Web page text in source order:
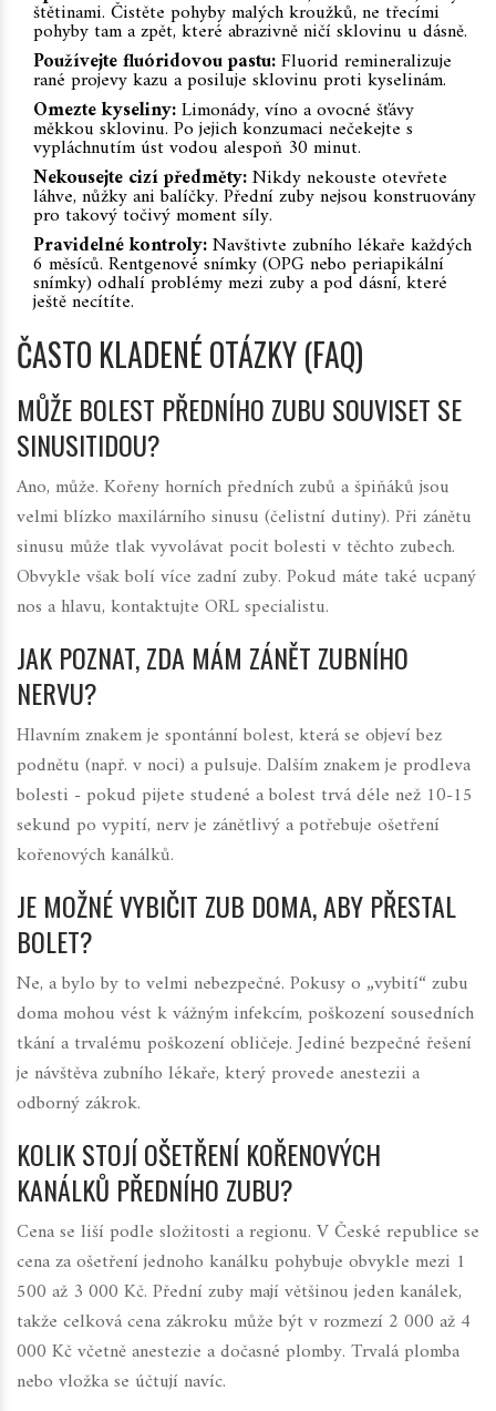
štětinami. Čistěte pohyby malých kroužků, ne třecími
pohyby tam a zpět, které abrazivně ničí sklovinu u dásně.
Používejte fluóridovou pastu:Fluorid remineralizuje
rané projevy kazu a posiluje sklovinu proti kyselinám.
Omezte kyseliny:Limonády, víno a ovocné šťávy
měkkou sklovinu. Po jejich konzumaci nečekejte s
vypláchnutím úst vodou alespoň 30 minut.
Nekousejte cizí předměty:Nikdy nekouste otevřete
láhve, nůžky ani balíčky. Přední zuby nejsou konstruovány
pro takový točivý moment síly.
Pravidelné kontroly:Navštivte zubního lékaře každých
6 měsíců. Rentgenové snímky (OPG nebo periapikální
snímky) odhalí problémy mezi zuby a pod dásní, které
ještě necítíte.
ČASTO KLADENÉ OTÁZKY (FAQ)
MŮŽE BOLEST PŘEDNÍHO ZUBU SOUVISET SE
SINUSITIDOU?
Ano, může. Kořeny horních předních zubů a špiňáků jsou
velmi blízko maxilárního sinusu (čelistní dutiny). Při zánětu
sinusu může tlak vyvolávat pocit bolesti v těchto zubech.
Obvykle však bolí více zadní zuby. Pokud máte také ucpaný
nos a hlavu, kontaktujte ORL specialistu.
JAK POZNAT, ZDA MÁM ZÁNĚT ZUBNÍHO
NERVU?
Hlavním znakem je spontánní bolest, která se objeví bez
podnětu (např. v noci) a pulsuje. Dalším znakem je prodleva
bolesti - pokud pijete studené a bolest trvá déle než 10-15
sekund po vypití, nerv je zánětlivý a potřebuje ošetření
kořenových kanálků.
JE MOŽNÉ VYBIČIT ZUB DOMA, ABY PŘESTAL
BOLET?
Ne, a bylo by to velmi nebezpečné. Pokusy o „vybití“ zubu
doma mohou vést k vážným infekcím, poškození sousedních
tkání a trvalému poškození obličeje. Jediné bezpečné řešení
je návštěva zubního lékaře, který provede anestezii a
odborný zákrok.
KOLIK STOJÍ OŠETŘENÍ KOŘENOVÝCH
KANÁLKŮ PŘEDNÍHO ZUBU?
Cena se liší podle složitosti a regionu. V České republice se
cena za ošetření jednoho kanálku pohybuje obvykle mezi 1
500 až 3 000 Kč. Přední zuby mají většinou jeden kanálek,
takže celková cena zákroku může být v rozmezí 2 000 až 4
000 Kč včetně anestezie a dočasné plomby. Trvalá plomba
nebo vložka se účtují navíc.